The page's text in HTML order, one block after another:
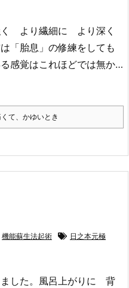
く より繊細に より深く
「胎息」の修練をしても
感覚はこれほどでは無か…
て、かゆいとき
機能蘇生法起術 日之本元極
した。風呂上がりに 背